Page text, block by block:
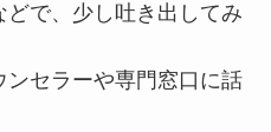
で、少し吐き出してみ
セラーや専門窓口に話